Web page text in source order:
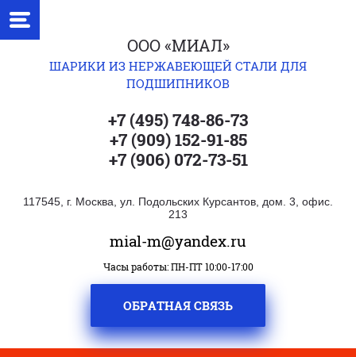
ООО «МИАЛ»
ШАРИКИ ИЗ НЕРЖАВЕЮЩЕЙ СТАЛИ ДЛЯ
ПОДШИПНИКОВ
+7 (495) 748-86-73
+7 (909) 152-91-85
+7 (906) 072-73-51
117545, г. Москва, ул. Подольских Курсантов, дом. 3, офис.
213
mial-m@yandex.ru
ОБРАТНАЯ СВЯЗЬ
Часы работы: ПН-ПТ 10:00-17:00